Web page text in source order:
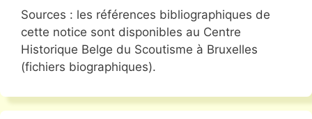
Sources : les références bibliographiques de
cette notice sont disponibles au Centre
Historique Belge du Scoutisme à Bruxelles
(fichiers biographiques).